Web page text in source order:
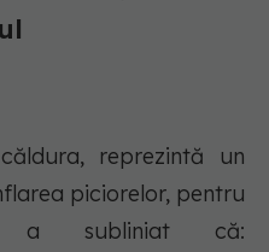
reprezintă un
piciorelor, pentru
a subliniat că: